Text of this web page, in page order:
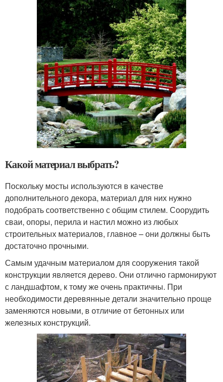
Какой материал выбрать?
Поскольку мосты используются в качестве
дополнительного декора, материал для них нужно
подобрать соответственно с общим стилем. Соорудить
сваи, опоры, перила и настил можно из любых
строительных материалов, главное – они должны быть
достаточно прочными.
Самым удачным материалом для сооружения такой
конструкции является дерево. Они отлично гармонируют
с ландшафтом, к тому же очень практичны. При
необходимости деревянные детали значительно проще
заменяются новыми, в отличие от бетонных или
железных конструкций.